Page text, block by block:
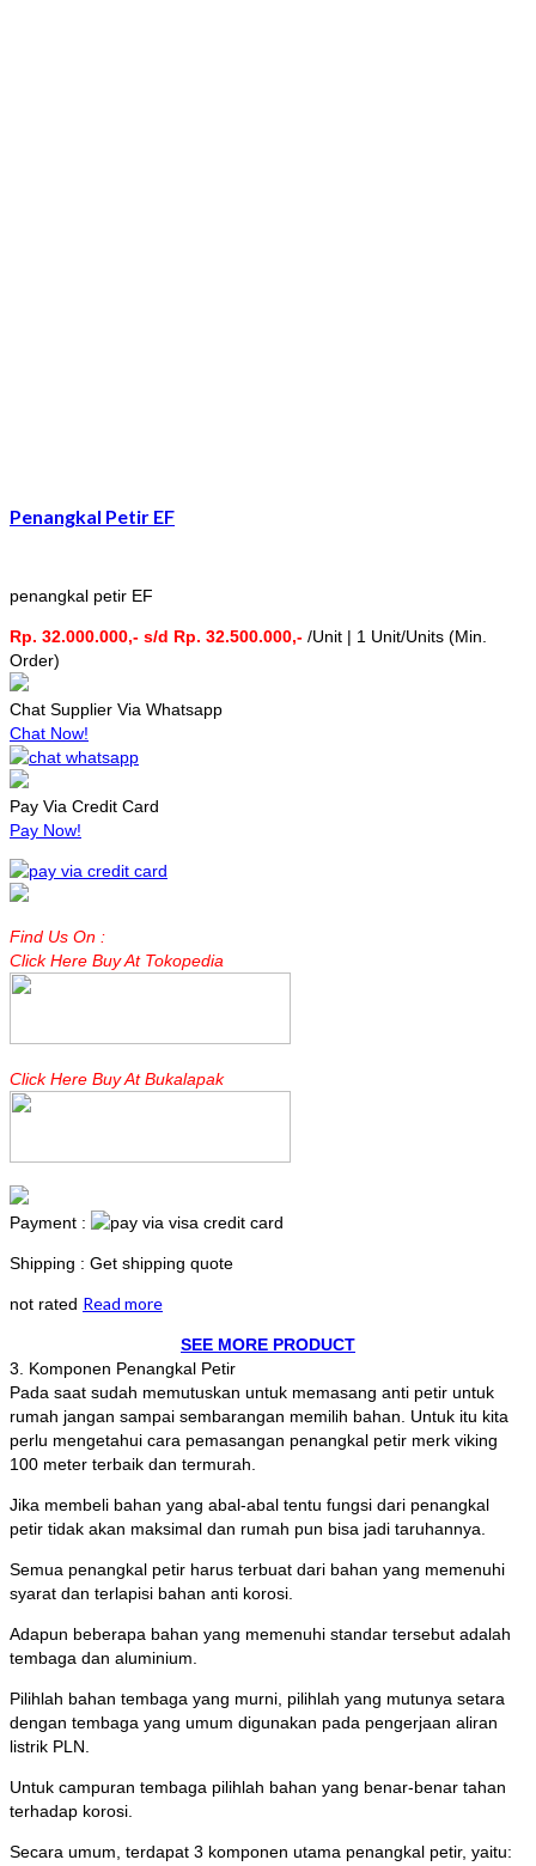
Penangkal Petir EF
penangkal petir EF
Rp. 32.000.000,- s/d Rp. 32.500.000,- /Unit | 1 Unit/Units (Min.
Order)
Chat Supplier Via Whatsapp
Chat Now!
Pay Via Credit Card
Pay Now!
Find Us On :
Click Here Buy At Tokopedia
Click Here Buy At Bukalapak
Payment :
Shipping : Get shipping quote
not rated Read more
SEE MORE PRODUCT
3. Komponen Penangkal Petir
Pada saat sudah memutuskan untuk memasang anti petir untuk
rumah jangan sampai sembarangan memilih bahan. Untuk itu kita
perlu mengetahui cara pemasangan penangkal petir merk viking
100 meter terbaik dan termurah.
Jika membeli bahan yang abal-abal tentu fungsi dari penangkal
petir tidak akan maksimal dan rumah pun bisa jadi taruhannya.
Semua penangkal petir harus terbuat dari bahan yang memenuhi
syarat dan terlapisi bahan anti korosi.
Adapun beberapa bahan yang memenuhi standar tersebut adalah
tembaga dan aluminium.
Pilihlah bahan tembaga yang murni, pilihlah yang mutunya setara
dengan tembaga yang umum digunakan pada pengerjaan aliran
listrik PLN.
Untuk campuran tembaga pilihlah bahan yang benar-benar tahan
terhadap korosi.
Secara umum, terdapat 3 komponen utama penangkal petir, yaitu: